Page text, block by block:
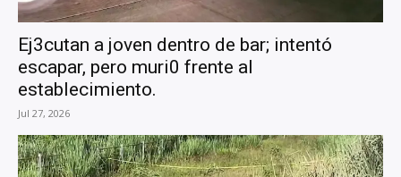
Ej3cutan a joven dentro de bar; intentó
escapar, pero muri0 frente al
establecimiento.
Jul 27, 2026